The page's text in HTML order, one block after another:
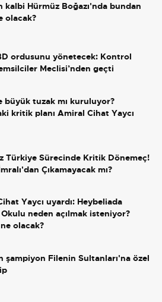
kalbi Hürmüz Boğazı'nda bundan
olacak?
ordusunu yönetecek: Kontrol
Meclisi’nden geçti
büyük tuzak mı kuruluyor?
kritik planı Amiral Cihat Yaycı
Türkiye Sürecinde Kritik Dönemeç!
Çıkamayacak mı?
Yaycı uyardı: Heybeliada
neden açılmak isteniyor?
ne olacak?
şampiyon Filenin Sultanları'na özel